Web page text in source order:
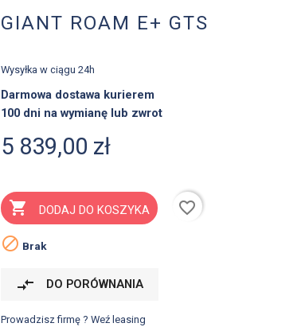
GIANT ROAM E+ GTS
Wysyłka w ciągu 24h
Darmowa dostawa kurierem
100 dni na wymianę lub zwrot
5 839,00 zł
 DODAJ DO KOSZYKA
favorite_border
 Brak
compare_arrows DO PORÓWNANIA
Prowadzisz firmę ? Weź leasing